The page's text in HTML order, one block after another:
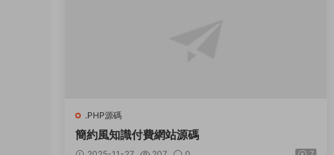
.PHP源碼
簡約風知識付費網站源碼